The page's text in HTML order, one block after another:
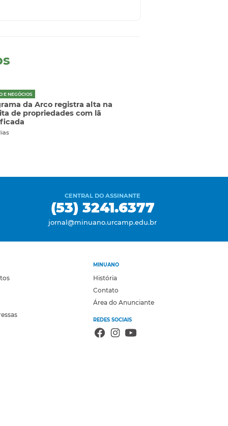
E NEGÓCIOS
da Arco registra alta na
de propriedades com lã
CENTRAL DO ASSINANTE
(53) 3241.6377
jornal@minuano.urcamp.edu.br
MINUANO
História
Contato
Área do Anunciante
REDES SOCIAIS